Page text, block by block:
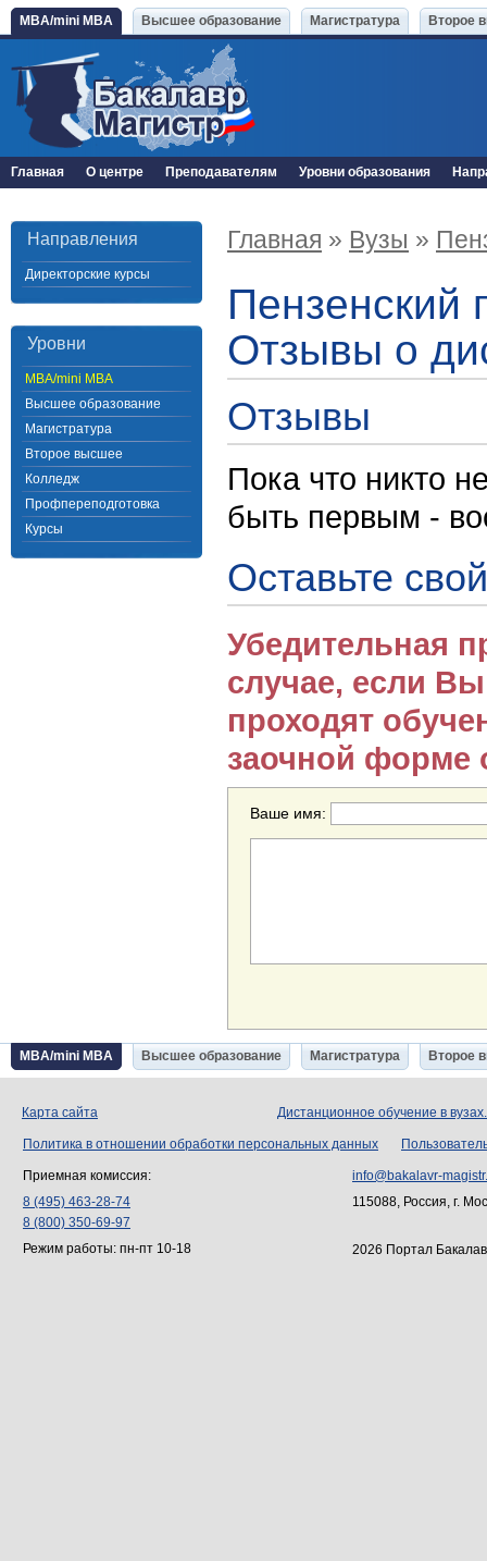
MBA/mini MBA Высшее образование Магистратура Второе
Главная О центре Преподавателям Уровни образования
Направления
Директорские курсы
Уровни
MBA/mini MBA
Высшее образование
Магистратура
Второе высшее
Колледж
Профпереподготовка
Курсы
Главная » Вузы »
Пензенский
Отзывы о
Отзывы
Пока что никто
быть первым -
Оставьте
Убедительная
случае, если
проходят
заочной форме
Ваше имя:
MBA/mini MBA Высшее образование Магистратура Второе
Карта сайта Дистанционное обучение в
Политика в отношении обработки персональных данных
Приемная комиссия:
8 (495) 463-28-74
8 (800) 350-69-97
Режим работы: пн-пт 10-18
info@bakalavr-
115088, Россия, г.
2026 Портал